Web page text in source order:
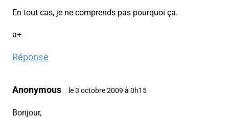
En tout cas, je ne comprends pas pourquoi ça.
a+
Réponse
Anonymous le 3 octobre 2009 à 0h15
Bonjour,